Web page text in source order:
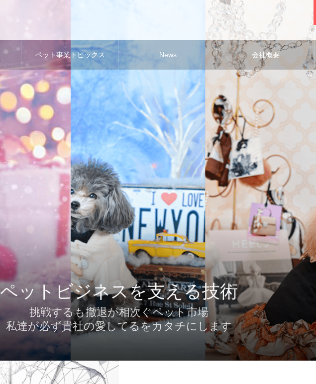
ペット事業トピックス News 会社概要
ペットビジネスを支える技術
挑戦するも撤退が相次ぐペット市場
私達が必ず貴社の愛してるをカタチにします